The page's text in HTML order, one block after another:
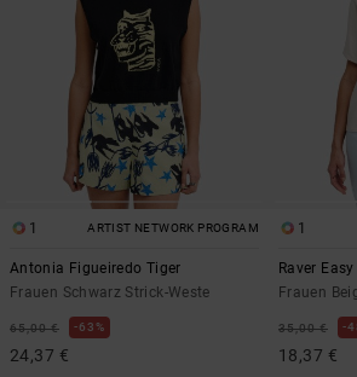
1 ARTIST NETWORK PROGRAM
Antonia Figueiredo Tiger
Frauen Schwarz Strick-Weste
65,00 € 63%
24,37 €
1
Raver Easy
Frauen
35,00 €
18,37 €